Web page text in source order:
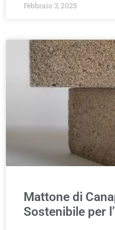
Febbraio 3, 2025
Mattone di
Sostenibile per